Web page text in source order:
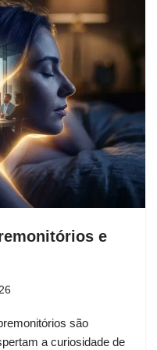
e
são
a curiosidade de